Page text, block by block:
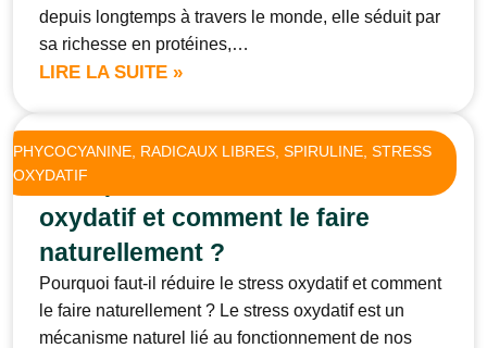
depuis longtemps à travers le monde, elle séduit par
sa richesse en protéines,…
LIRE LA SUITE »
PHYCOCYANINE RADICAUX LIBRES SPIRULINE STRESS
OXYDATIF
Pourquoi faut-il réduire le stress
oxydatif et comment le faire
naturellement ?
Pourquoi faut-il réduire le stress oxydatif et comment
le faire naturellement ? Le stress oxydatif est un
mécanisme naturel lié au fonctionnement de nos